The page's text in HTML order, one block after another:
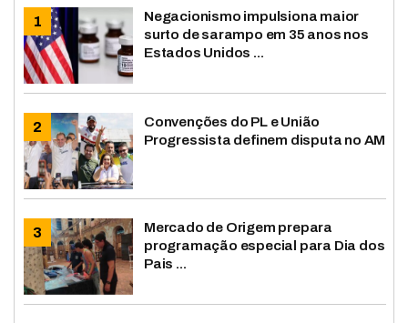
Negacionismo impulsiona maior
surto de sarampo em 35 anos nos
Estados Unidos ...
Convenções do PL e União
Progressista definem disputa no AM
Mercado de Origem prepara
programação especial para Dia dos
Pais ...